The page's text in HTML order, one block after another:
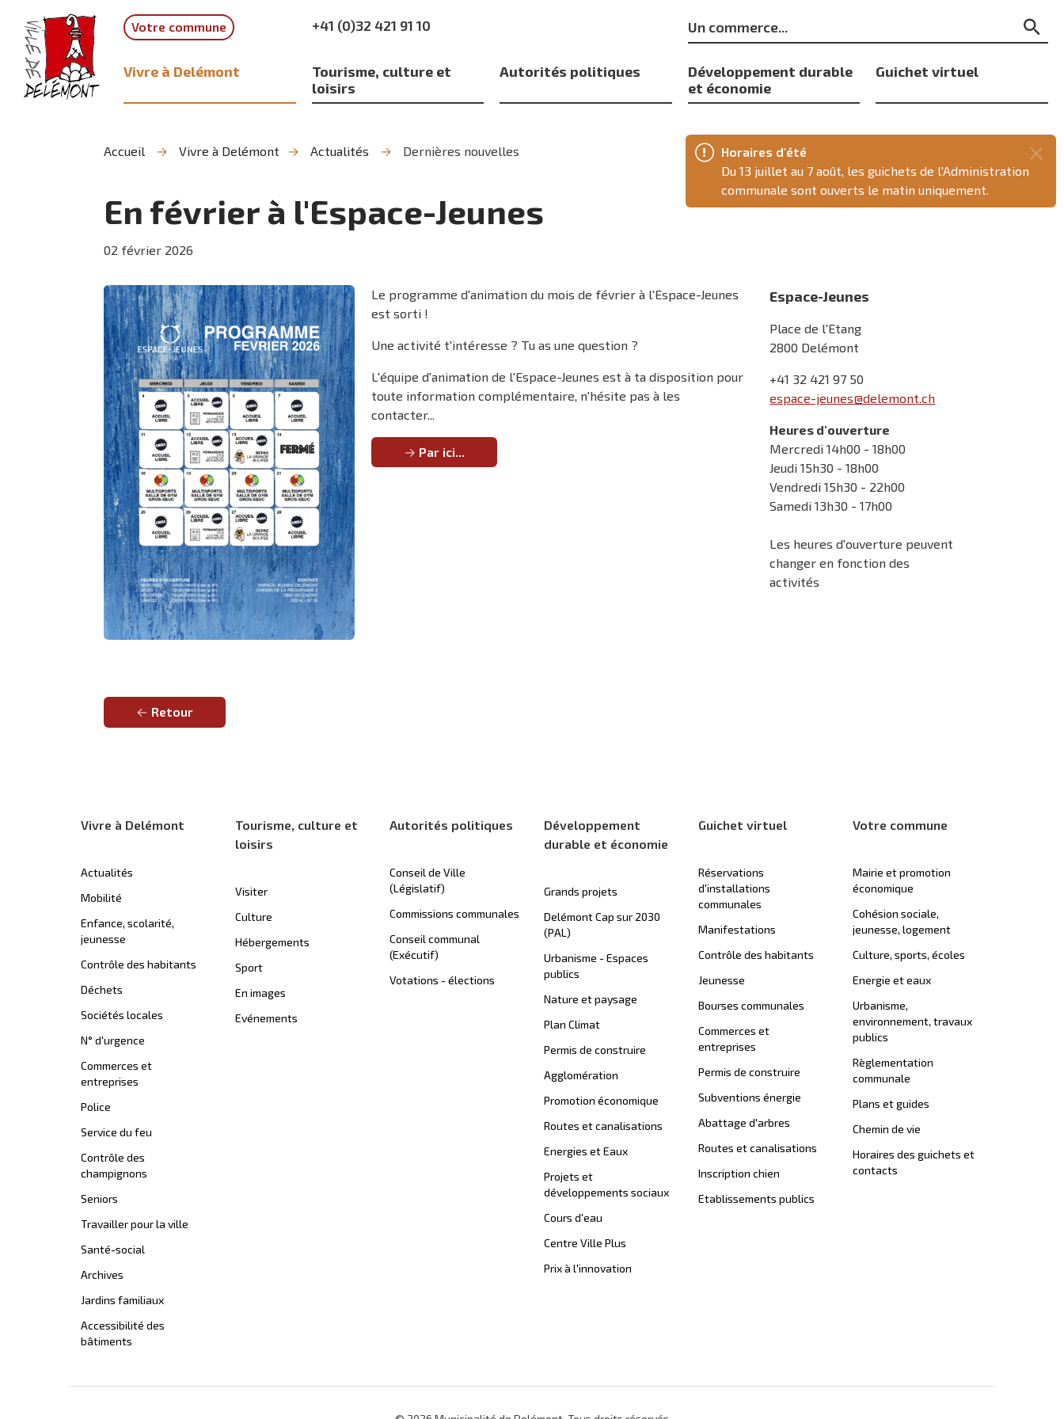
recherche
contenu
navigation
Horaires d'été
Du 13 juillet au 7 août, les guichets de l'Administration
communale sont ouverts le matin uniquement.
Votre commune +41 (0)32 421 91 10
Mots
clés
Vivre à Delémont
Tourisme, culture et
loisirs
Autorités politiques
Développement durable
et économie
Guichet virtuel
Accueil Vivre à Delémont Actualités Dernières nouvelles
En février à l'Espace-Jeunes
02 février 2026
Le programme d'animation du mois de février à l'Espace-Jeunes
est sorti !
Une activité t'intéresse ? Tu as une question ?
L'équipe d'animation de l'Espace-Jeunes est à ta disposition pour
toute information complémentaire, n'hésite pas à les
contacter...
Par ici...
Espace-Jeunes
Place de l'Etang
2800 Delémont
+41 32 421 97 50
espace-jeunes@delemont.ch
Heures d'ouverture
Mercredi 14h00 - 18h00
Jeudi 15h30 - 18h00
Vendredi 15h30 - 22h00
Samedi 13h30 - 17h00
Les heures d'ouverture peuvent
changer en fonction des
activités
Retour
Vivre à Delémont
Actualités
Mobilité
Enfance, scolarité,
jeunesse
Contrôle des habitants
Déchets
Sociétés locales
N° d'urgence
Commerces et
entreprises
Police
Service du feu
Contrôle des
champignons
Seniors
Travailler pour la ville
Santé-social
Archives
Jardins familiaux
Accessibilité des
bâtiments
Tourisme, culture et
loisirs
Visiter
Culture
Hébergements
Sport
En images
Evénements
Autorités politiques
Conseil de Ville
(Législatif)
Commissions communales
Conseil communal
(Exécutif)
Votations - élections
Développement
durable et économie
Grands projets
Delémont Cap sur 2030
(PAL)
Urbanisme - Espaces
publics
Nature et paysage
Plan Climat
Permis de construire
Agglomération
Promotion économique
Routes et canalisations
Energies et Eaux
Projets et
développements sociaux
Cours d'eau
Centre Ville Plus
Prix à l'innovation
Guichet virtuel
Réservations
d'installations
communales
Manifestations
Contrôle des habitants
Jeunesse
Bourses communales
Commerces et
entreprises
Permis de construire
Subventions énergie
Abattage d'arbres
Routes et canalisations
Inscription chien
Etablissements publics
Votre commune
Mairie et promotion
économique
Cohésion sociale,
jeunesse, logement
Culture, sports, écoles
Energie et eaux
Urbanisme,
environnement, travaux
publics
Règlementation
communale
Plans et guides
Chemin de vie
Horaires des guichets et
contacts